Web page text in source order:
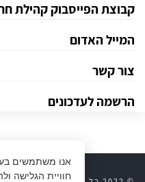
קבוצת הפייסבוק קהילת
המייל האדום
צור קשר
הרשמה לעדכונים
חוויית הגלישה